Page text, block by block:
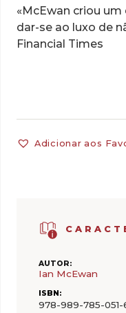
AUTOR:
Ian McEwan
ISBN:
978-989-785-051-
«McEwan criou
dar-se ao luxo de
Financial Times
Adicionar aos